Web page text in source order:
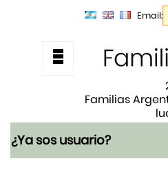
Email:
Familias
¿Ya sos usuario?